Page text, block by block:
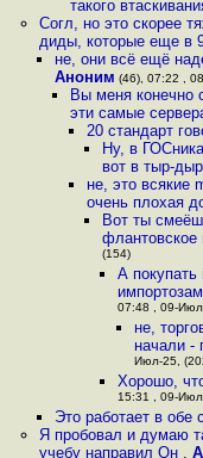
такого
Согл, но это скорее
диды, которые еще в
не, они всё ещё
Аноним (46), 07:22 ,
Вы меня конечно
эти самые
20 стандарт
Ну, в
вот в тыр-
не, это всякие
очень плохая
Вот ты
флантовское
(154)
А
07:48 , 09-
не,
начали -
Июл-25,
Хорошо,
15:31 , 09-
Это работает в обе
Я пробовал и думаю
учебу направил Он ,